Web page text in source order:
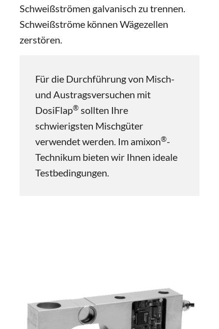
Schweißströmen galvanisch zu trennen.
Schweißströme können Wägezellen
zerstören.
Für die Durchführung von Misch-
und Austragsversuchen mit
DosiFlap® sollten Ihre
schwierigsten Mischgüter
verwendet werden. Im amixon®-
Technikum bieten wir Ihnen ideale
Testbedingungen.